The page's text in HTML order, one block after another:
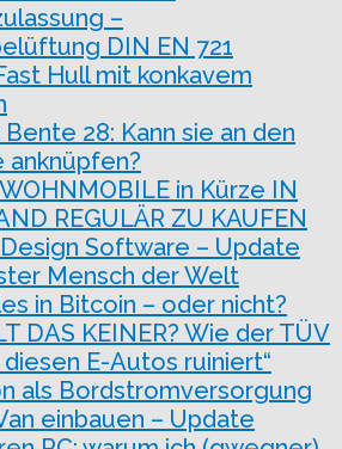
–
DIN EN 721
Hull mit konkavem
28: Kann sie an den
in Kürze IN
REGULÄR ZU KAUFEN
Software – Update
Mensch der Welt
in Bitcoin – oder nicht?
DAS KEINER? Wie der TÜV
E-Autos ruiniert“
als Bordstromversorgung
einbauen – Update